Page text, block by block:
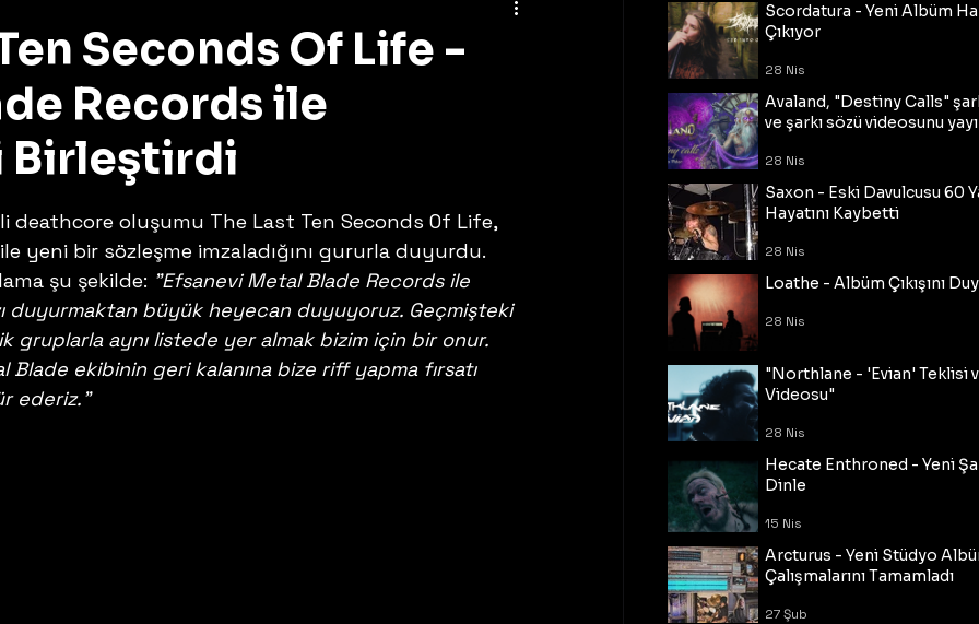
Seconds Of Life -
Records ile
Birleştirdi
deathcore oluşumu The Last Ten Seconds Of Life,
yeni bir sözleşme imzaladığını gururla duyurdu.
şu şekilde: "Efsanevi Metal Blade Records ile
duyurmaktan büyük heyecan duyuyoruz. Geçmişteki
gruplarla aynı listede yer almak bizim için bir onur.
Blade ekibinin geri kalanına bize riff yapma fırsatı
ederiz."
Scordatura - Yeni Albüm
Çıkıyor
28 Nis
Avaland, "Destiny Calls"
ve şarkı sözü videosunu
28 Nis
Saxon - Eski Davulcusu 60
Hayatını Kaybetti
28 Nis
Loathe - Albüm Çıkışını
28 Nis
"Northlane - 'Evian' Teklisi
Videosu"
28 Nis
Hecate Enthroned - Yeni
Dinle
15 Nis
Arcturus - Yeni Stüdyo
Çalışmalarını Tamamladı
27 Şub